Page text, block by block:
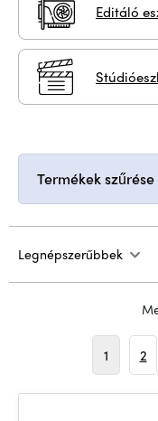
Editáló
Termékek szűrése
Legnépszerűbbek
1 2